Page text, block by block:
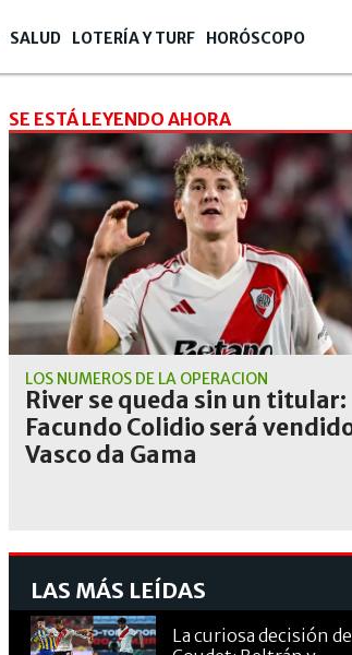
SALUD LOTERÍA Y TURF HORÓSCOPO
SE ESTÁ LEYENDO AHORA
LOS NÚMEROS DE LA OPERACIÓN
River se queda sin un titular:
Facundo Colidio será
Vasco da Gama
LAS MÁS LEÍDAS
La curiosa decisión de